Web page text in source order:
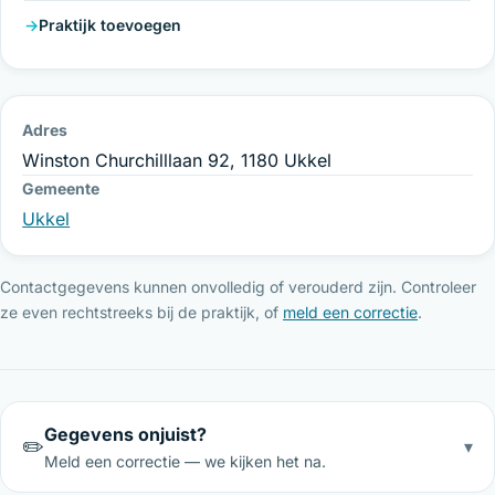
Praktijk toevoegen
Adres
Winston Churchilllaan 92, 1180 Ukkel
Gemeente
Ukkel
Contactgegevens kunnen onvolledig of verouderd zijn. Controleer
ze even rechtstreeks bij de praktijk, of meld een correctie.
✏️Gegevens onjuist?
Meld een correctie — we kijken het na.
▾